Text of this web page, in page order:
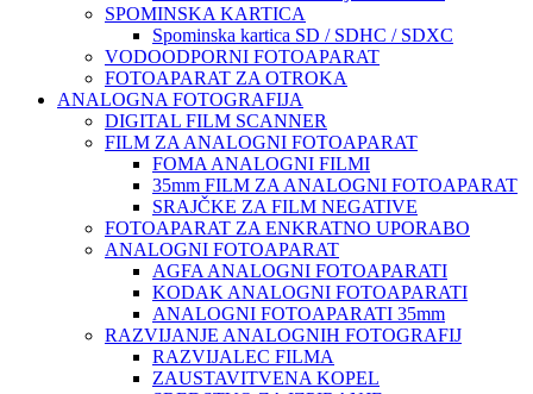
SPOMINSKA KARTICA
Spominska kartica SD / SDHC / SDXC
VODOODPORNI FOTOAPARAT
FOTOAPARAT ZA OTROKA
ANALOGNA FOTOGRAFIJA
DIGITAL FILM SCANNER
FILM ZA ANALOGNI FOTOAPARAT
FOMA ANALOGNI FILMI
35mm FILM ZA ANALOGNI FOTOAPARAT
SRAJČKE ZA FILM NEGATIVE
FOTOAPARAT ZA ENKRATNO UPORABO
ANALOGNI FOTOAPARAT
AGFA ANALOGNI FOTOAPARATI
KODAK ANALOGNI FOTOAPARATI
ANALOGNI FOTOAPARATI 35mm
RAZVIJANJE ANALOGNIH FOTOGRAFIJ
RAZVIJALEC FILMA
ZAUSTAVITVENA KOPEL